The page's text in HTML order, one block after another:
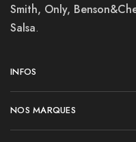
Smith, Only,
Salsa.
INFOS
NOS MARQUES